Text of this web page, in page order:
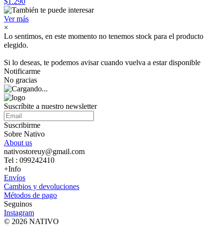
Ver más
×
Lo sentimos, en este momento no tenemos stock para el producto
elegido.
Si lo deseas, te podemos avisar cuando vuelva a estar disponible
Notificarme
No gracias
Suscríbite a nuestro newsletter
Suscribirme
Sobre Nativo
About us
nativostoreuy@gmail.com
Tel : 099242410
+Info
Envíos
Cambios y devoluciones
Métodos de pago
Seguinos
Instagram
© 2026 NATIVO